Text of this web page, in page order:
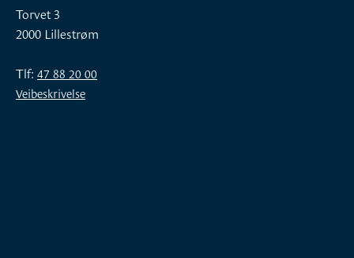
Torvet 3
2000 Lillestrøm
Tlf:47 88 20 00
Veibeskrivelse